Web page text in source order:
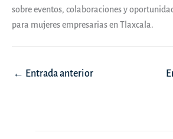
sobre eventos, colaboraciones y
para mujeres empresarias en Tlaxcala.
Navegación
← Entrada anterior